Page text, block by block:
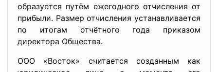
образуется путём ежегодного отчисления от
прибыли. Размер отчисления устанавливается
по итогам отчётного года приказом
директора Общества.
ООО «Восток» считается созданным как